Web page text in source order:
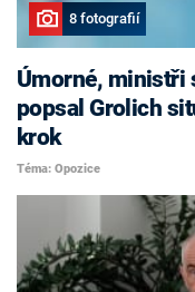
8 fotografií
Úmorné, ministři
popsal Grolich
krok
Téma: Opozice